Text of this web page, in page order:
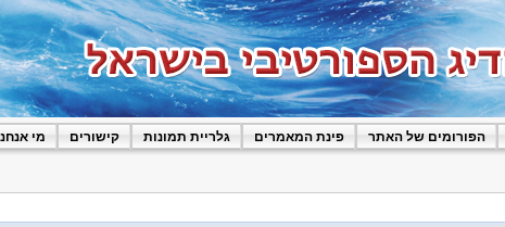
הפורומים של האתר פינת המאמרים גלריית תמונות קישורים מי